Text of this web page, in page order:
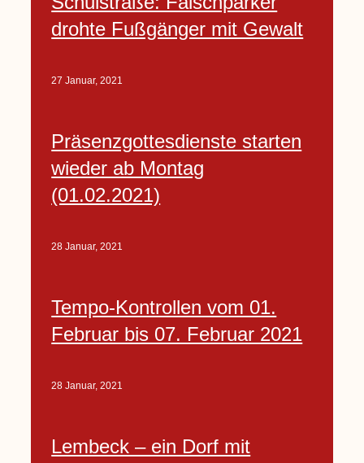
drohte Fußgänger mit Gewalt
27 Januar, 2021
Präsenzgottesdienste starten
wieder ab Montag
(01.02.2021)
28 Januar, 2021
Tempo-Kontrollen vom 01.
Februar bis 07. Februar 2021
28 Januar, 2021
Lembeck – ein Dorf mit